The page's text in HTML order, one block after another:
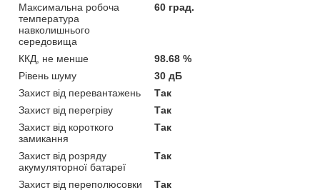
Максимальна робоча
температура
навколишнього
середовища
60 град.
ККД, не менше
98.68 %
Рівень шуму
30 дБ
Захист від перевантажень
Так
Захист від перегріву
Так
Захист від короткого
замикання
Так
Захист від розряду
акумуляторної батареї
Так
Захист від переполюсовки
Так